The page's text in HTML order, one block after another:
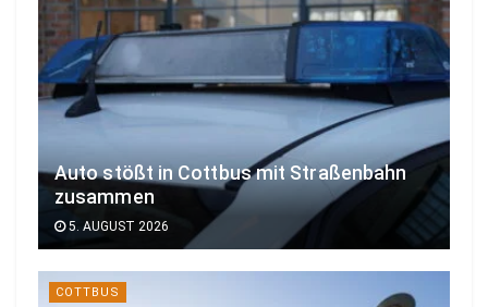
Auto stößt in Cottbus mit Straßenbahn
zusammen
5. AUGUST 2026
COTTBUS